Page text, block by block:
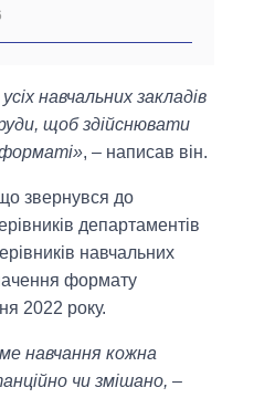
навчальних закладів
щоб здійснювати
, – написав він.
звернувся до
департаментів
навчальних
формату
2022 року.
навчання кожна
чи змішано, –